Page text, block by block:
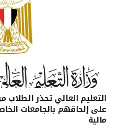
التعليم العالي تحذر
على إلحاقهم بالجامعات
مالية